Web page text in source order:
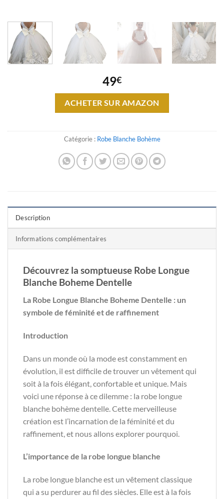
49€
ACHETER SUR AMAZON
Catégorie : Robe Blanche Bohème
Description
Informations complémentaires
Découvrez la somptueuse Robe Longue
Blanche Boheme Dentelle
La Robe Longue Blanche Boheme Dentelle : un
symbole de féminité et de raffinement
Introduction
Dans un monde où la mode est constamment en
évolution, il est difficile de trouver un vêtement qui
soit à la fois élégant, confortable et unique. Mais
voici une réponse à ce dilemme : la robe longue
blanche bohème dentelle. Cette merveilleuse
création est l’incarnation de la féminité et du
raffinement, et nous allons explorer pourquoi.
L’importance de la robe longue blanche
La robe longue blanche est un vêtement classique
qui a su perdurer au fil des siècles. Elle est à la fois